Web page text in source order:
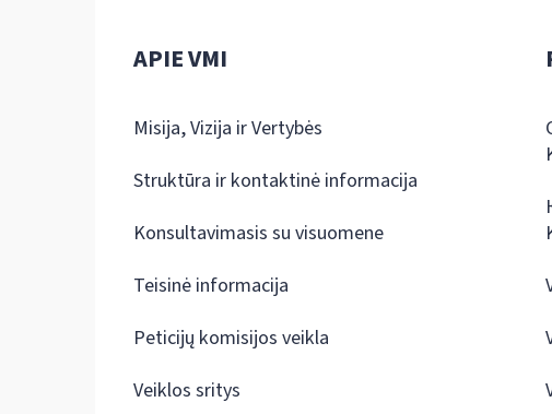
APIE VMI
Misija, Vizija ir Vertybės
Struktūra ir kontaktinė informacija
Konsultavimasis su visuomene
Teisinė informacija
Peticijų komisijos veikla
Veiklos sritys